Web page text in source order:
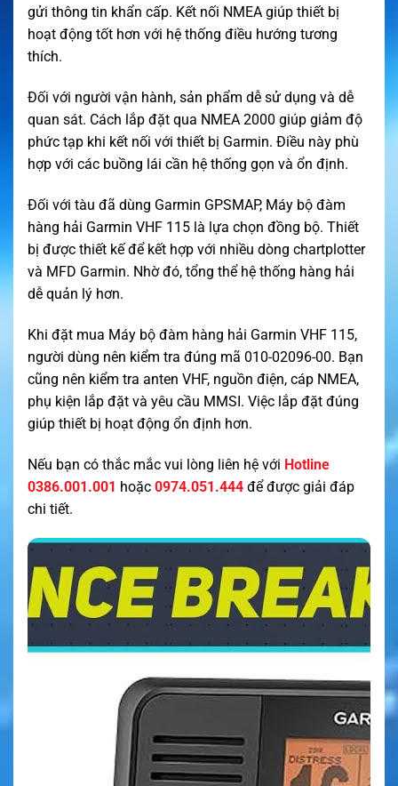
gửi thông tin khẩn cấp. Kết nối NMEA giúp thiết bị
hoạt động tốt hơn với hệ thống điều hướng tương
thích.
Đối với người vận hành, sản phẩm dễ sử dụng và dễ
quan sát. Cách lắp đặt qua NMEA 2000 giúp giảm độ
phức tạp khi kết nối với thiết bị Garmin. Điều này phù
hợp với các buồng lái cần hệ thống gọn và ổn định.
Đối với tàu đã dùng Garmin GPSMAP, Máy bộ đàm
hàng hải Garmin VHF 115 là lựa chọn đồng bộ. Thiết
bị được thiết kế để kết hợp với nhiều dòng chartplotter
và MFD Garmin. Nhờ đó, tổng thể hệ thống hàng hải
dễ quản lý hơn.
Khi đặt mua Máy bộ đàm hàng hải Garmin VHF 115,
người dùng nên kiểm tra đúng mã 010-02096-00. Bạn
cũng nên kiểm tra anten VHF, nguồn điện, cáp NMEA,
phụ kiện lắp đặt và yêu cầu MMSI. Việc lắp đặt đúng
giúp thiết bị hoạt động ổn định hơn.
Nếu bạn có thắc mắc vui lòng liên hệ với Hotline
0386.001.001 hoặc 0974.051.444 để được giải đáp
chi tiết.